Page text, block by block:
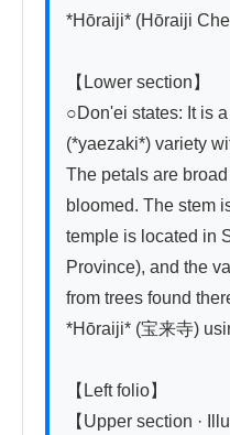
*Hōraiji* (Hōraiji
【Lower section】
○Don'ei states: It is
(*yaezaki*) variety
The petals are
bloomed. The stem
temple is located in
Province), and the
from trees found
*Hōraiji* (宝来寺)
【Left folio】
【Upper section ·